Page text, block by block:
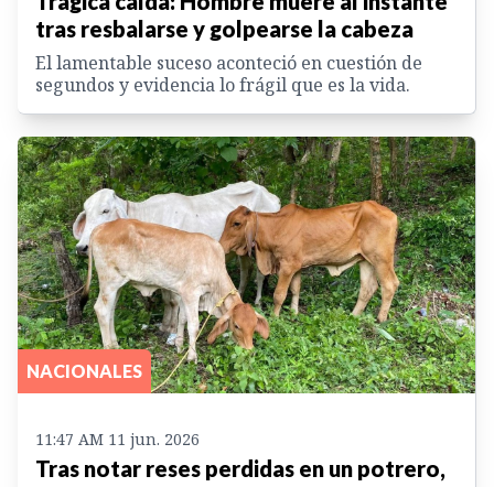
tras resbalarse y golpearse la cabeza
El lamentable suceso aconteció en cuestión de
segundos y evidencia lo frágil que es la vida.
NACIONALES
11:47 AM 11 jun. 2026
Tras notar reses perdidas en un potrero,